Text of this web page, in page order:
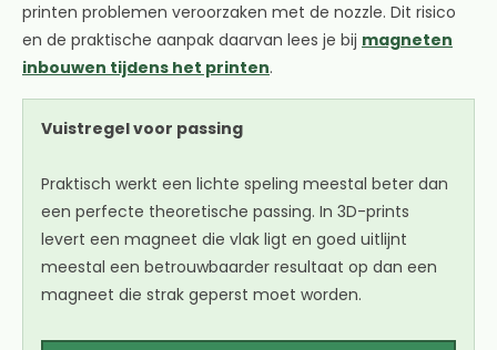
printen problemen veroorzaken met de nozzle. Dit risico
en de praktische aanpak daarvan lees je bij magneten
inbouwen tijdens het printen.
Vuistregel voor passing
Praktisch werkt een lichte speling meestal beter dan
een perfecte theoretische passing. In 3D-prints
levert een magneet die vlak ligt en goed uitlijnt
meestal een betrouwbaarder resultaat op dan een
magneet die strak geperst moet worden.